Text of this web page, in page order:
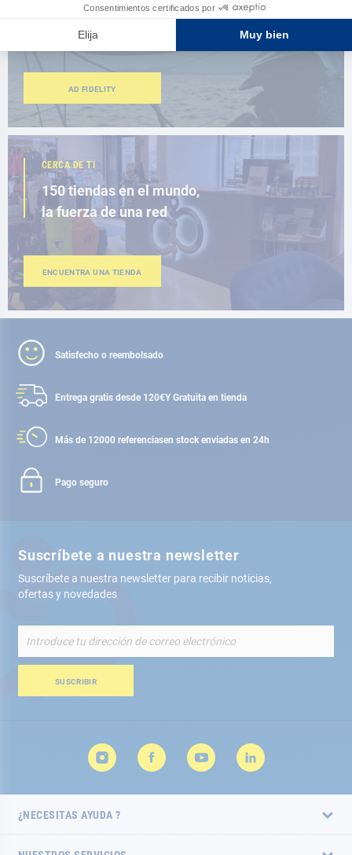
¿Eres apasionado?
Benefíciate de ventajas exclusivas
AD FIDELITY
CERCA DE TI
150 tiendas en el mundo,
la fuerza de una red
ENCUENTRA UNA TIENDA
Satisfecho o reembolsado
Entrega gratis desde 120€Y Gratuita en tienda
Más de 12000 referenciasen stock enviadas en 24h
Pago seguro
Suscríbete a nuestra newsletter
Suscríbete a nuestra newsletter para recibir noticias,
ofertas y novedades
nuestro
de
SUSCRIBIR
¿NECESITAS AYUDA ?